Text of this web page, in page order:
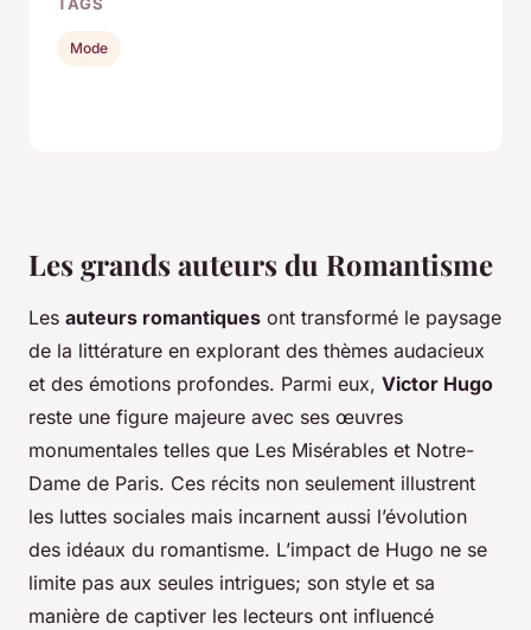
Les grands auteurs du Romantisme
Les auteurs romantiques ont transformé le paysage
de la littérature en explorant des thèmes audacieux
et des émotions profondes. Parmi eux, Victor Hugo
reste une figure majeure avec ses œuvres
monumentales telles que Les Misérables et Notre-
Dame de Paris. Ces récits non seulement illustrent
les luttes sociales mais incarnent aussi l’évolution
des idéaux du romantisme. L’impact de Hugo ne se
limite pas aux seules intrigues; son style et sa
manière de captiver les lecteurs ont influencé
Mode